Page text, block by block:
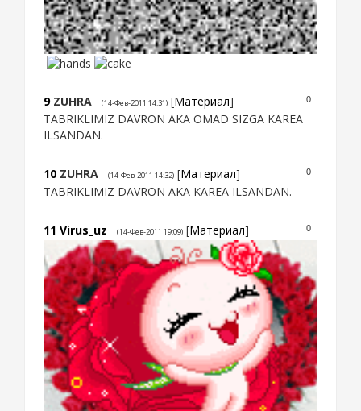
0
9 ZUHRA (14-Фев-2011 14:31) [Материал]
TABRIKLIMIZ DAVRON AKA OMAD SIZGA KAREA
ILSANDAN.
0
10 ZUHRA (14-Фев-2011 14:32) [Материал]
TABRIKLIMIZ DAVRON AKA KAREA ILSANDAN.
0
11 Virus_uz (14-Фев-2011 19:09) [Материал]